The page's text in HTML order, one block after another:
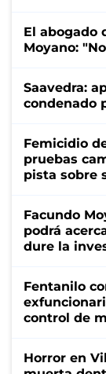
El abogado
Moyano:
Saavedra:
condenado
Femicidio
pruebas
pista sobre
Facundo
podrá
dure la
Fentanilo
control de
Horror en